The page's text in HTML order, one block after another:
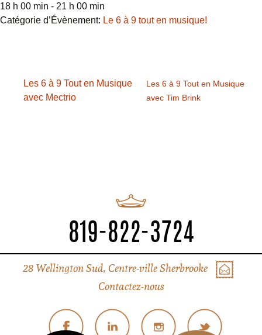
18 h 00 min - 21 h 00 min
Catégorie d’Évènement: Le 6 à 9 tout en musique!
Les 6 à 9 Tout en Musique
avec Mectrio
Les 6 à 9 Tout en Musique
avec Tim Brink
819-822-3724
28 Wellington Sud, Centre-ville Sherbrooke
Contactez-nous